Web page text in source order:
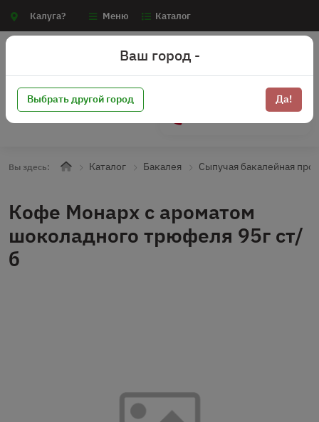
Калуга? Меню Каталог
Вы здесь: Каталог Бакалея Сыпучая бакалейная
Кофе Монарх с ароматом
шоколадного трюфеля 95г ст/
б
Ваш город -
Выбрать другой город Да!